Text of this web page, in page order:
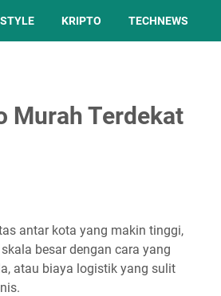
KRIPTO TECHNEWS
Murah Terdekat
antar kota yang makin tinggi,
besar dengan cara yang
atau biaya logistik yang sulit